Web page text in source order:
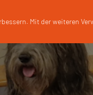
Mit der weiteren